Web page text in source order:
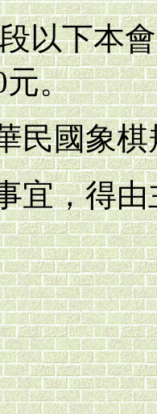
以下本
元。
民國象棋
宜，得